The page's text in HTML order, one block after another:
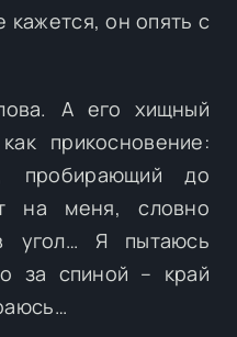
кажется, он опять с
А его хищный
прикосновение:
пробирающий до
на меня, словно
угол… Я пытаюсь
за спиной – край